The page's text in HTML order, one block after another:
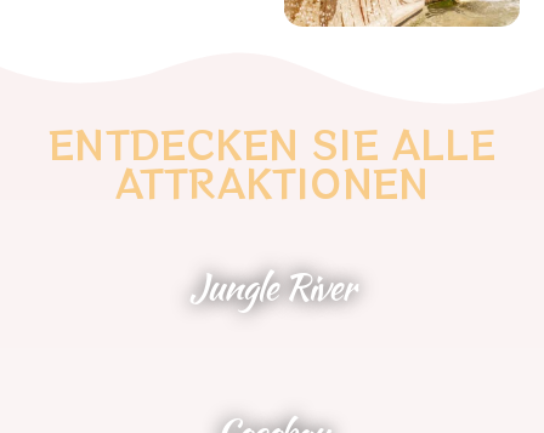
ENTDECKEN SIE ALLE
ATTRAKTIONEN
Jungle River